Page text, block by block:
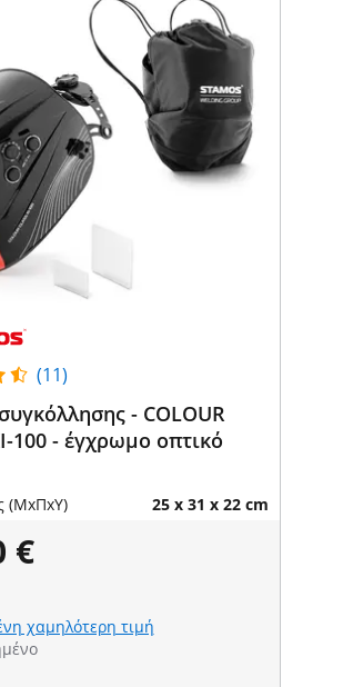
(11)
- COLOUR
100 - έγχρωμο οπτικό
(ΜxΠxΥ) 25 x 31 x 22 cm
€
χαμηλότερη τιμή